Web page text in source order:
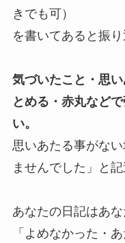
きでも可）
を書いてあると振り
気づいたこと・思
とめる・赤丸など
い。
思いあたる事がな
ませんでした」と
あなたの日記はあ
「よめなかった・